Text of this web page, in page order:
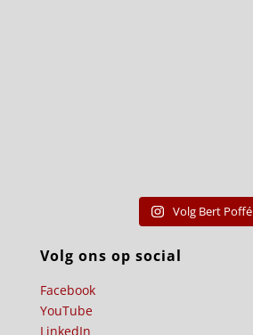
Volg Bert Poffé
Volg ons op social
Facebook
YouTube
LinkedIn